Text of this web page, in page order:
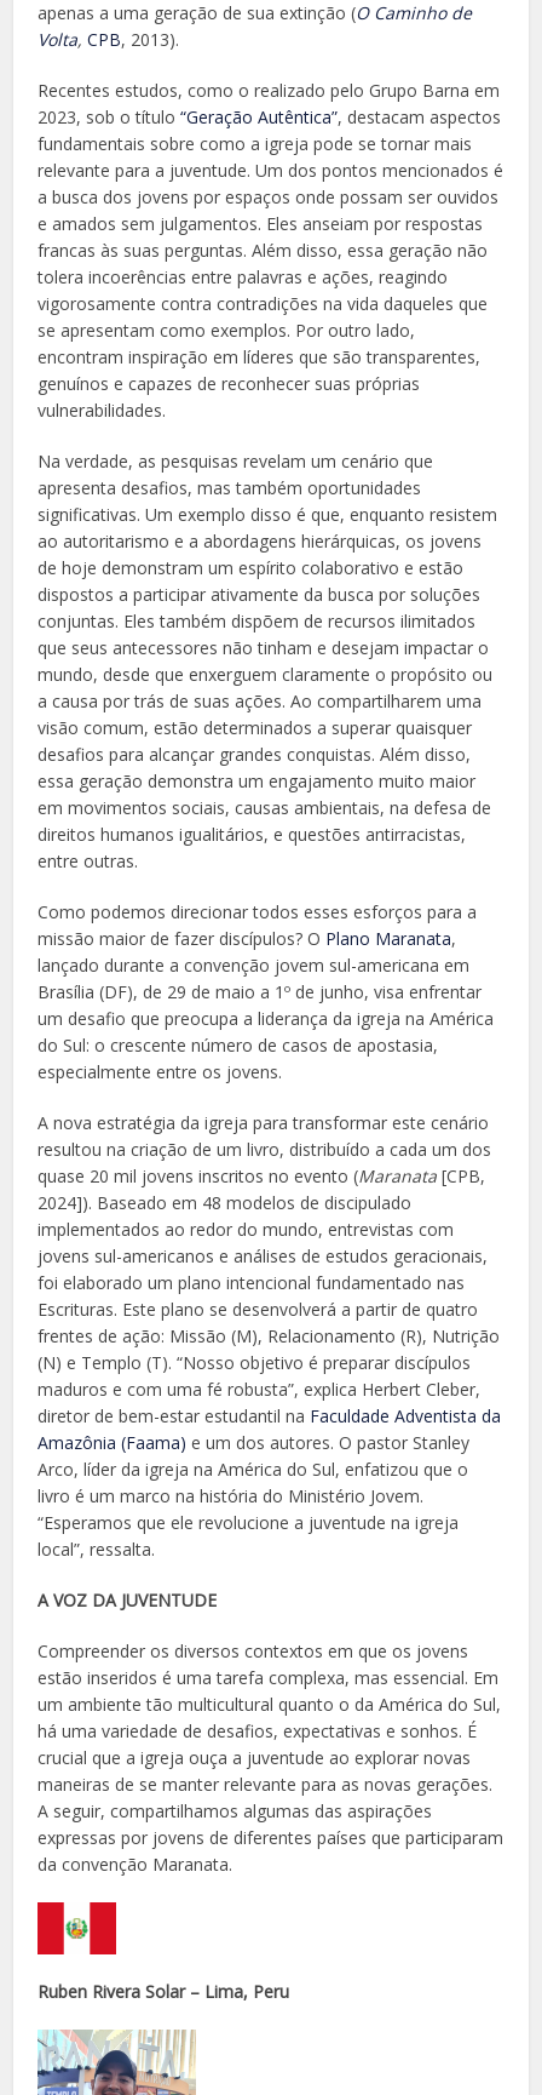
apenas a uma geração de sua extinção (O Caminho de
Volta,CPB, 2013).
Recentes estudos, como o realizado pelo Grupo Barna em
2023, sob o título“Geração Autêntica”, destacam aspectos
fundamentais sobre como a igreja pode se tornar mais
relevante para a juventude. Um dos pontos mencionados é
a busca dos jovens por espaços onde possam ser ouvidos
e amados sem julgamentos. Eles anseiam por respostas
francas às suas perguntas. Além disso, essa geração não
tolera incoerências entre palavras e ações, reagindo
vigorosamente contra contradições na vida daqueles que
se apresentam como exemplos. Por outro lado,
encontram inspiração em líderes que são transparentes,
genuínos e capazes de reconhecer suas próprias
vulnerabilidades.
Na verdade, as pesquisas revelam um cenário que
apresenta desafios, mas também oportunidades
significativas. Um exemplo disso é que, enquanto resistem
ao autoritarismo e a abordagens hierárquicas, os jovens
de hoje demonstram um espírito colaborativo e estão
dispostos a participar ativamente da busca por soluções
conjuntas. Eles também dispõem de recursos ilimitados
que seus antecessores não tinham e desejam impactar o
mundo, desde que enxerguem claramente o propósito ou
a causa por trás de suas ações. Ao compartilharem uma
visão comum, estão determinados a superar quaisquer
desafios para alcançar grandes conquistas. Além disso,
essa geração demonstra um engajamento muito maior
em movimentos sociais, causas ambientais, na defesa de
direitos humanos igualitários, e questões antirracistas,
entre outras.
Como podemos direcionar todos esses esforços para a
missão maior de fazer discípulos? O Plano Maranata,
lançado durante a convenção jovem sul-americana em
Brasília (DF), de 29 de maio a 1º de junho, visa enfrentar
um desafio que preocupa a liderança da igreja na América
do Sul: o crescente número de casos de apostasia,
especialmente entre os jovens.
A nova estratégia da igreja para transformar este cenário
resultou na criação de um livro, distribuído a cada um dos
quase 20 mil jovens inscritos no evento (Maranata [CPB,
2024]). Baseado em 48 modelos de discipulado
implementados ao redor do mundo, entrevistas com
jovens sul-americanos e análises de estudos geracionais,
foi elaborado um plano intencional fundamentado nas
Escrituras. Este plano se desenvolverá a partir de quatro
frentes de ação: Missão (M), Relacionamento (R), Nutrição
(N) e Templo (T). “Nosso objetivo é preparar discípulos
maduros e com uma fé robusta”, explica Herbert Cleber,
diretor de bem-estar estudantil na Faculdade Adventista da
Amazônia (Faama) e um dos autores. O pastor Stanley
Arco, líder da igreja na América do Sul, enfatizou que o
livro é um marco na história do Ministério Jovem.
“Esperamos que ele revolucione a juventude na igreja
local”, ressalta.
A VOZ DA JUVENTUDE
Compreender os diversos contextos em que os jovens
estão inseridos é uma tarefa complexa, mas essencial. Em
um ambiente tão multicultural quanto o da América do Sul,
há uma variedade de desafios, expectativas e sonhos. É
crucial que a igreja ouça a juventude ao explorar novas
maneiras de se manter relevante para as novas gerações.
A seguir, compartilhamos algumas das aspirações
expressas por jovens de diferentes países que participaram
da convenção Maranata.
Ruben Rivera Solar – Lima, Peru